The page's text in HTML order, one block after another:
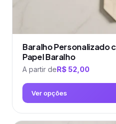
Baralho Personalizado
Papel Baralho
A partir deR$ 52,00
Ver opções
Este